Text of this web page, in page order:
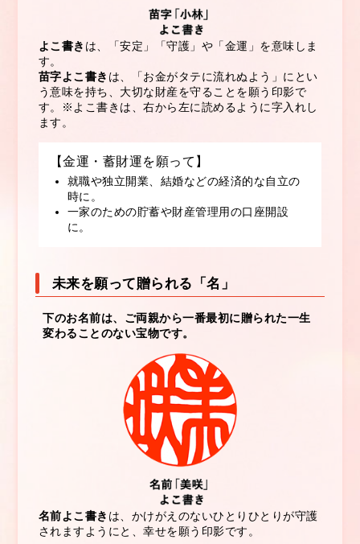
よこ書き は、「安定」「守護」や「金運」を意味しま
す。
苗字よこ書き は、「お金がタテに流れぬよう」にとい
う意味を持ち、大切な財産を守ることを願う印影で
す。
※よこ書きは、右から左に読めるように字入れし
ます。
【金運・蓄財運を願って】
就職や独立開業、結婚などの経済的な自立の
時に。
一家のための貯蓄や財産管理用の口座開設
に。
未来を願って贈られる「名」
下のお名前は、ご両親から一番最初に贈られた一生
変わることのない宝物です。
名前よこ書き は、かけがえのないひとりひとりが守護
されますようにと、幸せを願う印影です。